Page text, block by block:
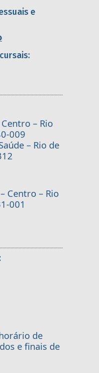
e
– Rio
009
– Rio de
Centro – Rio
001
de
e finais de